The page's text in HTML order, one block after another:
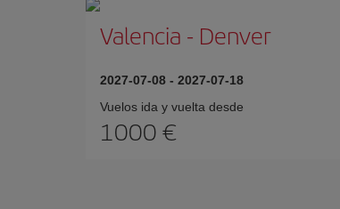
Valencia - Denver
2027-07-08 - 2027-07-18
Vuelos ida y vuelta desde
1000 €